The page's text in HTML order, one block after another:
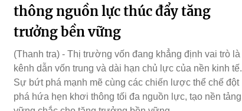
thông nguồn lực thúc đẩy tăng
trưởng bền vững
(Thanh tra) - Thị trường vốn đang khẳng định vai trò là
kênh dẫn vốn trung và dài hạn chủ lực của nền kinh tế.
Sự bứt phá mạnh mẽ cùng các chiến lược thể chế đột
phá hứa hẹn khơi thông tối đa nguồn lực, tạo nền tảng